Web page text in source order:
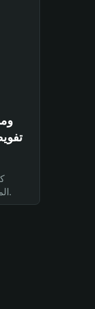
المستخدمين مهمتنا الأساسية.